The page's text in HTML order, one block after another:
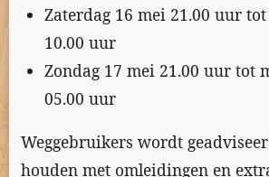
Zaterdag 16 mei 21.00 uur
10.00 uur
Zondag 17 mei 21.00 uur tot
05.00 uur
Weggebruikers wordt
houden met omleidingen en